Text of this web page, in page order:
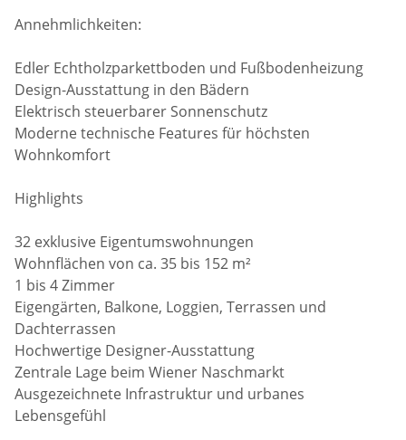
Annehmlichkeiten:
Edler Echtholzparkettboden und Fußbodenheizung
Design-Ausstattung in den Bädern
Elektrisch steuerbarer Sonnenschutz
Moderne technische Features für höchsten
Wohnkomfort
Highlights
32 exklusive Eigentumswohnungen
Wohnflächen von ca. 35 bis 152 m²
1 bis 4 Zimmer
Eigengärten, Balkone, Loggien, Terrassen und
Dachterrassen
Hochwertige Designer-Ausstattung
Zentrale Lage beim Wiener Naschmarkt
Ausgezeichnete Infrastruktur und urbanes
Lebensgefühl